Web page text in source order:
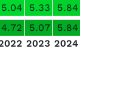
5.04 5.33
5.84
4.72 5.07
5.84
2023 2024